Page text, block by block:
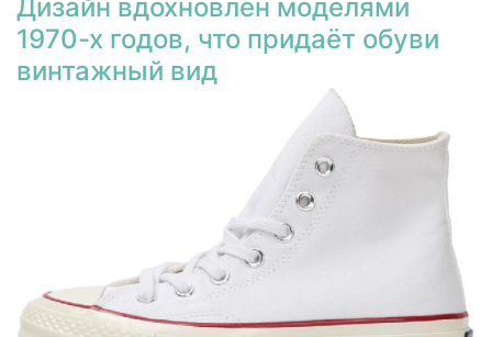
Дизайн вдохновлён моделями
1970-х годов, что придаёт обуви
винтажный вид